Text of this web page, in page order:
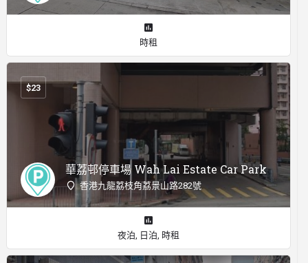
時租
華荔邨停車場 Wah Lai Estate Car Park
香港九龍荔枝角荔景山路282號
$23
夜泊, 日泊, 時租